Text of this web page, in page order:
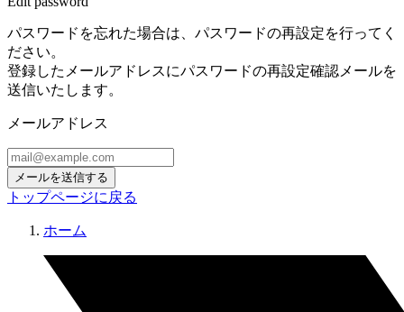
パスワードを忘れた場合は、パスワードの再設定を行ってく
ださい。
登録したメールアドレスにパスワードの再設定確認メールを
送信いたします。
メールアドレス
トップページに戻る
ホーム